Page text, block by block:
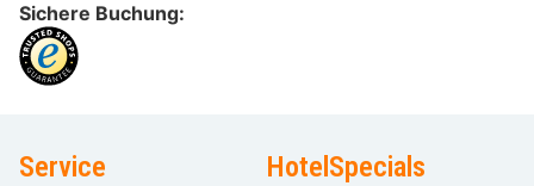
Sichere Buchung:
Service HotelSpecials